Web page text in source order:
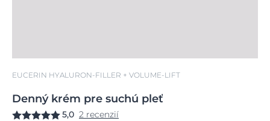
EUCERIN HYALURON-FILLER + VOLUME-LIFT
Dennýkrém pre suchú pleť
5,0 2 recenzií